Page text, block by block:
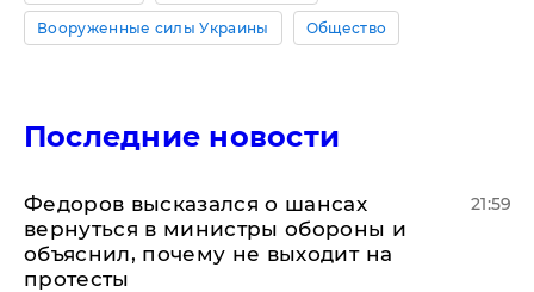
Вооруженные силы Украины Общество
Последние новости
Федоров высказался о шансах
вернуться в министры обороны и
объяснил, почему не выходит на
протесты
21:59